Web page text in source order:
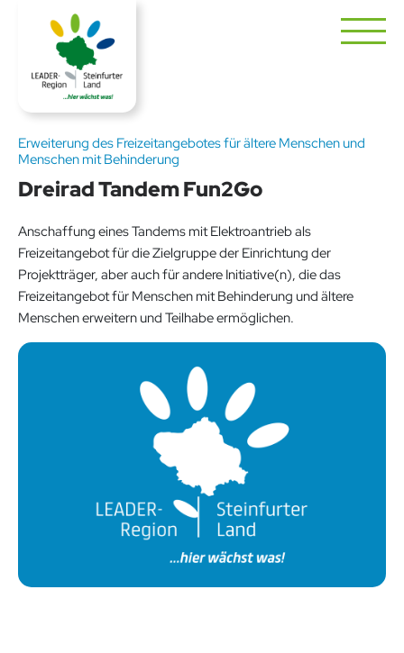
Erweiterung des Freizeitangebotes für ältere Menschen und
Menschen mit Behinderung
Dreirad Tandem Fun2Go
Anschaffung eines Tandems mit Elektroantrieb als
Freizeitangebot für die Zielgruppe der Einrichtung der
Projektträger, aber auch für andere Initiative(n), die das
Freizeitangebot für Menschen mit Behinderung und ältere
Menschen erweitern und Teilhabe ermöglichen.